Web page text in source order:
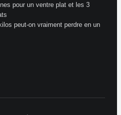
pour un ventre plat et les 3
peut-on vraiment perdre en un